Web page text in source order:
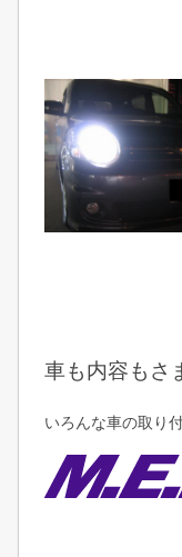
車も内容もさ
いろんな車の取り